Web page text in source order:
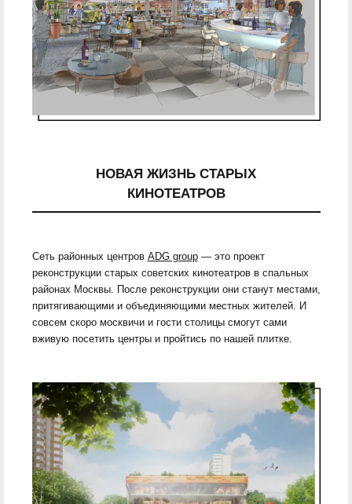
НОВАЯ ЖИЗНЬ СТАРЫХ
КИНОТЕАТРОВ
Сеть районных центров ADG group— это проект
реконструкции старых советских кинотеатров в спальных
районах Москвы. После реконструкции они станут местами,
притягивающими и объединяющими местных жителей. И
совсем скоро москвичи и гости столицы смогут сами
вживую посетить центры и пройтись по нашей плитке.